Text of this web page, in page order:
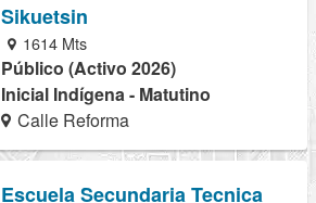
Sikuetsin
1614 Mts
Público (Activo 2026)
Inicial Indígena - Matutino
Calle Reforma
Escuela Secundaria Tecnica